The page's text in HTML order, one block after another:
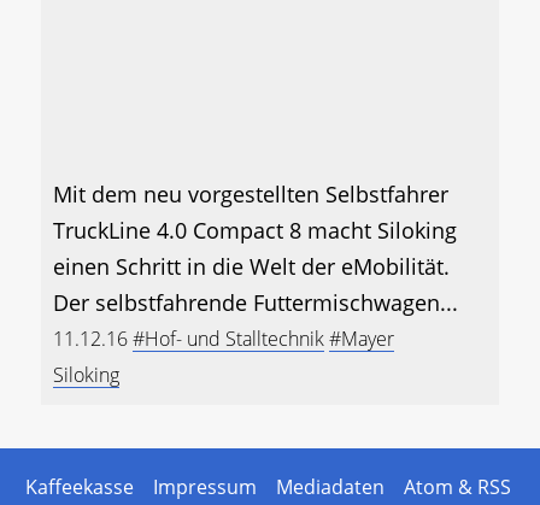
Mit dem neu vorgestellten Selbstfahrer
TruckLine 4.0 Compact 8 macht Siloking
einen Schritt in die Welt der eMobilität.
Der selbstfahrende Futtermischwagen...
11.12.16#Hof- und Stalltechnik#Mayer
Siloking
Kaffeekasse Impressum Mediadaten
Atom & RSS